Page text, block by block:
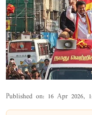
Published on: 16 Apr 2026,